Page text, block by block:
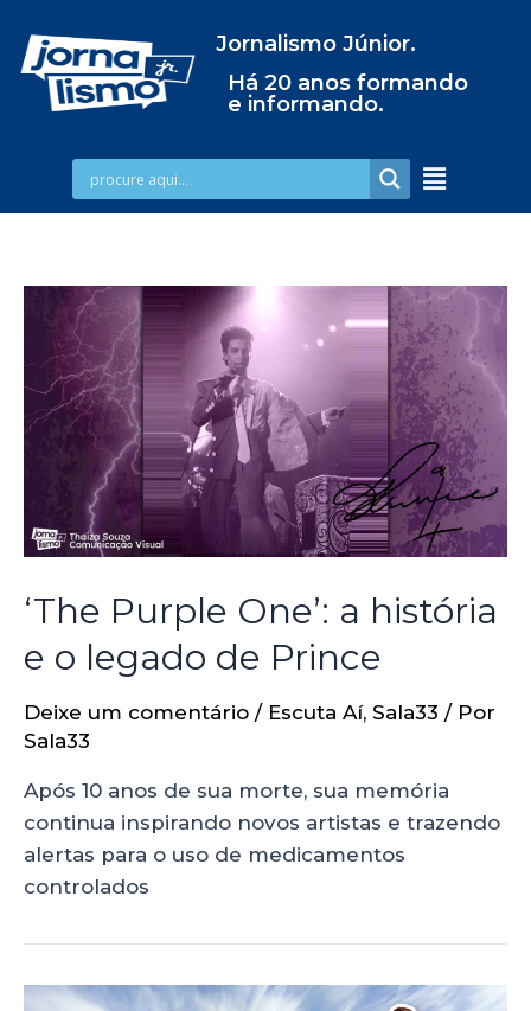
Jornalismo Júnior.
Há 20 anos formando
e informando.
‘The Purple One’: a história
e o legado de Prince
Deixe um comentário / Escuta Aí, Sala33 / Por
Sala33
Após 10 anos de sua morte, sua memória
continua inspirando novos artistas e trazendo
alertas para o uso de medicamentos
controlados